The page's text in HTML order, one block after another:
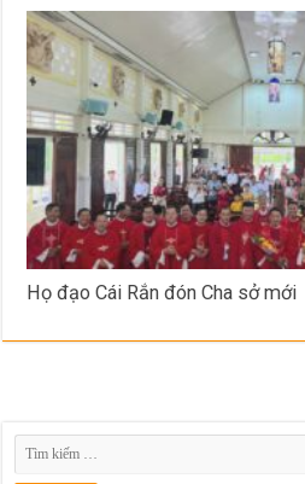
Họ đạo Cái Rắn đón Cha sở mới